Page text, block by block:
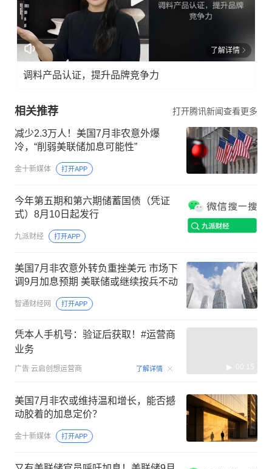
了解详情
调料产品认证，提升品牌竞争力
相关推荐 打开腾讯新闻查看更多
减少2.3万人！美国7月非农意外爆
冷，“削弱美联储加息可能性”
金十新媒体 打开APP
今年第五期和第六期储蓄国债（凭证
式）8月10日起发行
九派财经 打开APP
美国7月非农意外转负重挫美元 市场下
调9月加息预期 美联储或继续按兵不动
智通财经网 打开APP
凭本人手机号：验证后获取！#运营商
业务
广告 云启创想运营商 了解详情 00:15
美国7月非农或维持温和增长，能否撼
动胶着的加息定价？
金十新媒体 打开APP